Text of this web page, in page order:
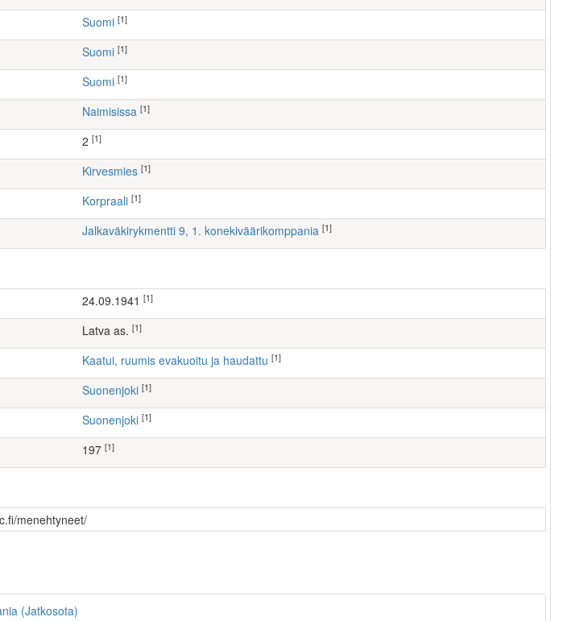
Suomi [1]
Suomi [1]
Suomi [1]
Naimisissa [1]
[1]
kirvesmies [1]
Korpraali [1]
Jalkaväkirykmentti 9, 1. konekiväärikomppania [1]
24.09.1941 [1]
Latva as. [1]
Kaatui, ruumis evakuoitu ja haudattu [1]
Suonenjoki [1]
Suonenjoki [1]
197 [1]
menehtyneet/
(Jatkosota)